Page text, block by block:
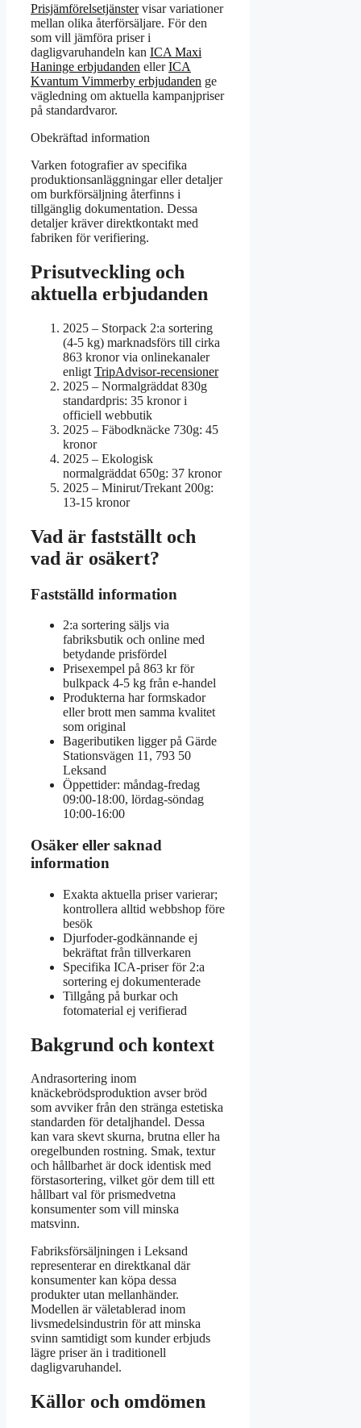
Prisjämförelsetjänstervisar variationer
mellan olika återförsäljare. För den
som vill jämföra priser i
dagligvaruhandeln kan ICA Maxi
Haninge erbjudanden ellerICA
Kvantum Vimmerby erbjudanden ge
vägledning om aktuella kampanjpriser
på standardvaror.
Obekräftad information
Varken fotografier av specifika
produktionsanläggningar eller detaljer
om burkförsäljning återfinns i
tillgänglig dokumentation. Dessa
detaljer kräver direktkontakt med
fabriken för verifiering.
Prisutveckling och
aktuella erbjudanden
2025 – Storpack 2:a sortering
(4-5 kg) marknadsförs till cirka
863 kronor via onlinekanaler
enligt TripAdvisor-recensioner
2025 – Normalgräddat 830g
standardpris: 35 kronor i
officiell webbutik
2025 – Fäbodknäcke 730g: 45
kronor
2025 – Ekologisk
normalgräddat 650g: 37 kronor
2025 – Minirut/Trekant 200g:
13-15 kronor
Vad är fastställt och
vad är osäkert?
Fastställd information
2:a sortering säljs via
fabriksbutik och online med
betydande prisfördel
Prisexempel på 863 kr för
bulkpack 4-5 kg från e-handel
Produkterna har formskador
eller brott men samma kvalitet
som original
Bageributiken ligger på Gärde
Stationsvägen 11, 793 50
Leksand
Öppettider: måndag-fredag
09:00-18:00, lördag-söndag
10:00-16:00
Osäker eller saknad
information
Exakta aktuella priser varierar;
kontrollera alltid webbshop före
besök
Djurfoder-godkännande ej
bekräftat från tillverkaren
Specifika ICA-priser för 2:a
sortering ej dokumenterade
Tillgång på burkar och
fotomaterial ej verifierad
Bakgrund och kontext
Andrasortering inom
knäckebrödsproduktion avser bröd
som avviker från den stränga estetiska
standarden för detaljhandel. Dessa
kan vara skevt skurna, brutna eller ha
oregelbunden rostning. Smak, textur
och hållbarhet är dock identisk med
förstasortering, vilket gör dem till ett
hållbart val för prismedvetna
konsumenter som vill minska
matsvinn.
Fabriksförsäljningen i Leksand
representerar en direktkanal där
konsumenter kan köpa dessa
produkter utan mellanhänder.
Modellen är väletablerad inom
livsmedelsindustrin för att minska
svinn samtidigt som kunder erbjuds
lägre priser än i traditionell
dagligvaruhandel.
Källor och omdömen